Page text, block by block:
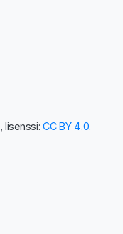
, lisenssi:CC BY 4.0.